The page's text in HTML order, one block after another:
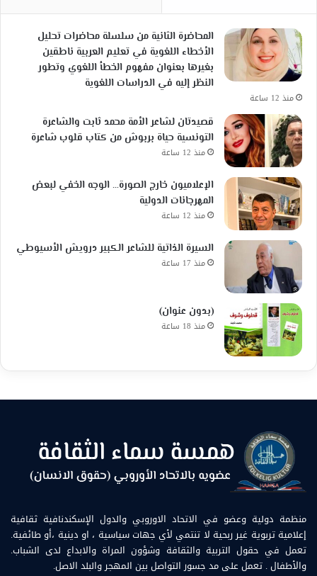
المحاضرة الثانية من سلسلة محاضرات تحليل
الأخطاء اللغوية في تعليم العربية ناطقين
بغيرها بعنوان مفهوم الخطأ اللغوي وتطور
النظر إليه في الدراسات اللغوية
منذ 12 ساعة
قصيدتان لشاعر الأمة محمد ثابت والشاعرة
التونسية حياة بربوش من كتاب قلوب شاعرة
منذ 12 ساعة
الإعلاميون خارج الصورة… الوجه الخفي لبعض
المهرجانات الدولية
منذ 12 ساعة
السيرة الذاتية للشاعر الكبير درويش الأسيوطي
منذ 17 ساعة
(بدون عنوان)
منذ 18 ساعة
منظمة دولية وعضو في الاتحاد الاوروبي والدول الإسكندنافية ثقافية
إعلامية تربوية غير ربحية لا تنتمي لأي جهات سياسية ، او دينية ،أو طائفية.
تعمل في حقول التربية والثقافة وشؤون المراة والابداع لدى الشباب.
والأطفال . تعمل على مد جسور التواصل بين المهجر والبلد الاصل.